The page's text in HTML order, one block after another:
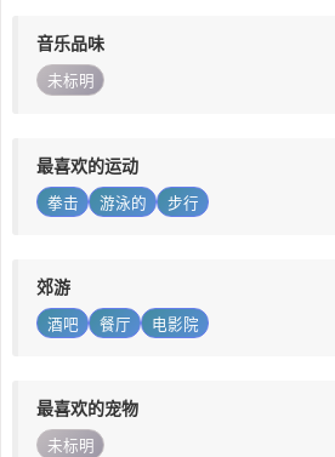
音乐品味
未标明
最喜欢的运动
拳击 游泳的 步行
郊游
酒吧 餐厅 电影院
最喜欢的宠物
未标明